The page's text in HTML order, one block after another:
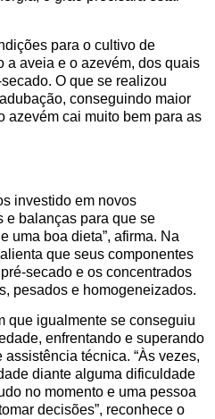
para o cultivo de
a aveia e o azevém, dos quais
O que se realizou
conseguindo maior
azevém cai muito bem para as
investido em novos
e balanças para que se
uma boa dieta”, afirma. Na
que seus componentes
secado e os concentrados
pesados e homogeneizados.
que igualmente se conseguiu
enfrentando e superando
técnica. “Às vezes,
diante alguma dificuldade
no momento e uma pessoa
decisões”, reconhece o